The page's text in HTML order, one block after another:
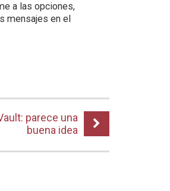
a las opciones,
mensajes en el
parece una
buena idea